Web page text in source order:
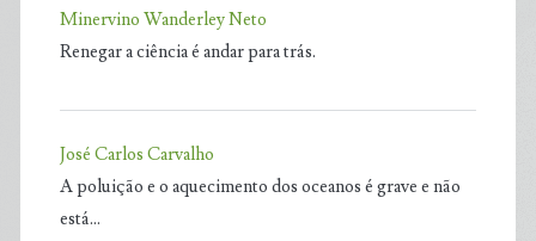
Minervino Wanderley Neto
Renegar a ciência é andar para trás.
José Carlos Carvalho
A poluição e o aquecimento dos oceanos é grave e não
está…